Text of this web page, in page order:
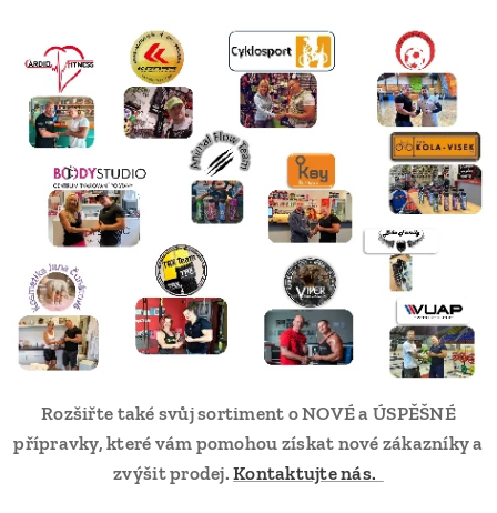
Rozšiřte také svůj sortiment o NOVÉ a ÚSPĚŠNÉ
přípravky, které vám pomohou získat nové zákazníky a
zvýšit prodej.Kontaktujte nás.